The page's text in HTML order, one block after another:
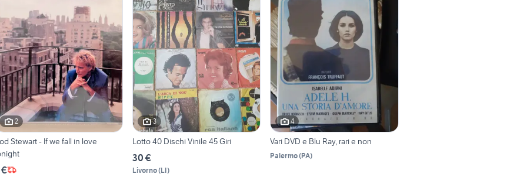
2
Stewart - If we fall in love
3
Lotto 40 Dischi Vinile 45 Giri
30 €
Livorno(LI)
4
Vari DVD e Blu Ray, rari e non
Palermo(PA)